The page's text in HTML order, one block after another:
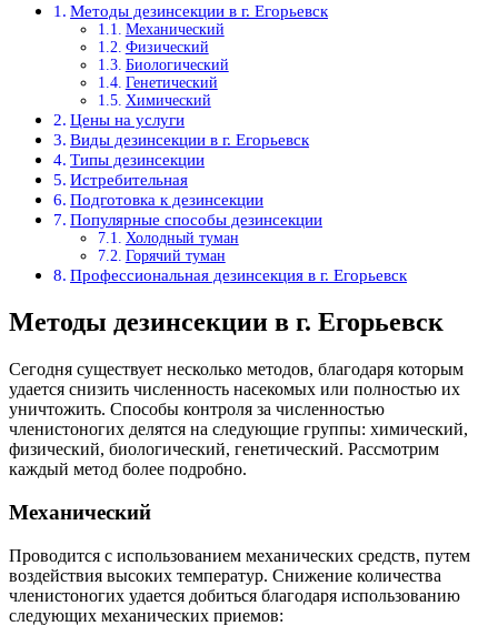
Методы дезинсекции в г. Егорьевск
Механический
Физический
Биологический
Генетический
Химический
Цены на услуги
Виды дезинсекции в г. Егорьевск
Типы дезинсекции
Истребительная
Подготовка к дезинсекции
Популярные способы дезинсекции
Холодный туман
Горячий туман
Профессиональная дезинсекция в г. Егорьевск
Методы дезинсекции в г. Егорьевск
Сегодня существует несколько методов, благодаря которым
удается снизить численность насекомых или полностью их
уничтожить. Способы контроля за численностью
членистоногих делятся на следующие группы: химический,
физический, биологический, генетический. Рассмотрим
каждый метод более подробно.
Механический
Проводится с использованием механических средств, путем
воздействия высоких температур. Снижение количества
членистоногих удается добиться благодаря использованию
следующих механических приемов: